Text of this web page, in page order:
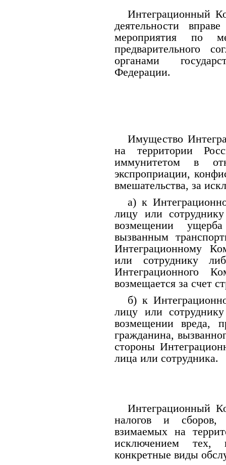
Интеграционный
деятельности
мероприятия по
предварительного
органами
Федерации.
Имущество
на территории
иммунитетом в
экспроприации,
вмешательства, за
а) к
лицу или
возмещении
вызванным
Интеграционному
или сотруднику
Интеграционного
возмещается за счет
б) к
лицу или
возмещении вреда,
гражданина,
стороны
лица или сотрудника.
Интеграционный
налогов и
взимаемых на
исключением тех,
конкретные виды